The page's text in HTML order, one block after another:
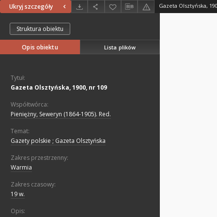
Ukryj szczegóły Gazeta Olsztyńska,
Struktura obiektu
Opis obiektu Lista plików
Tytuł:
Gazeta Olsztyńska, 1900, nr 109
Współtwórca:
Pieniężny, Seweryn (1864-1905). Red.
Temat:
Gazety polskie ; Gazeta Olsztyńska
Zakres przestrzenny:
Warmia
Zakres czasowy:
19 w.
Opis: